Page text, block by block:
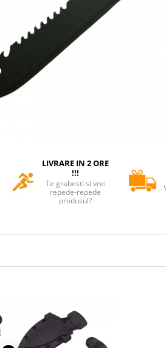
LIVRARE IN 2 ORE
!!!
Te grabesti si vrei
repede-repede
produsul?